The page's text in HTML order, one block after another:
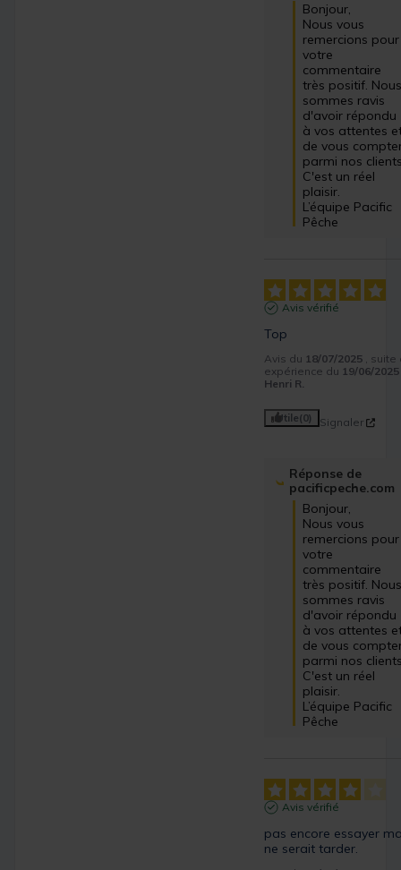
Bonjour,
Nous vous
remercions pour
votre
commentaire
très positif.
sommes ravis
d'avoir répondu
à vos attentes
de vous
parmi nos
C'est un réel
plaisir.
L’équipe Pacific
Pêche
Avis vérifié
Top
Avis du 18/07/2025 , suite
expérience du 19/06/2025
Henri R.
Utile(0) Signaler
Réponse de
pacificpeche.com
Bonjour,
Nous vous
remercions pour
votre
commentaire
très positif.
sommes ravis
d'avoir répondu
à vos attentes
de vous
parmi nos
C'est un réel
plaisir.
L’équipe Pacific
Pêche
Avis vérifié
pas encore essayer
ne serait tarder.